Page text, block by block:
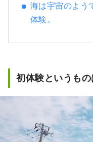
海は宇宙のよう
体験。
初体験というもの